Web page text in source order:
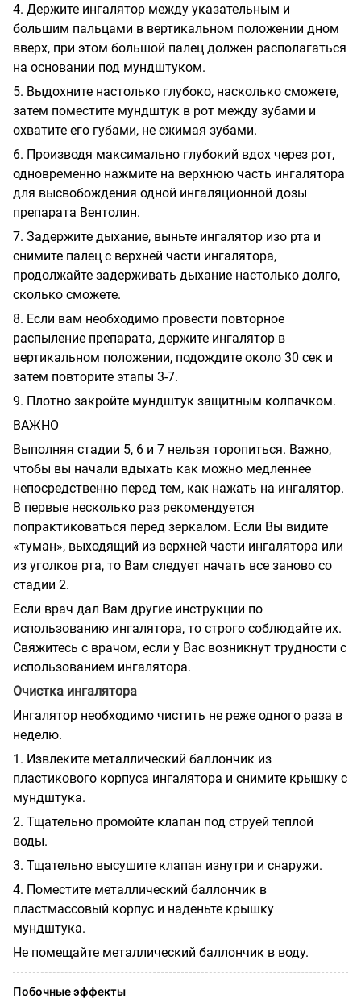
4. Держите ингалятор между указательным и
большим пальцами в вертикальном положении дном
вверх, при этом большой палец должен располагаться
на основании под мундштуком.
5. Выдохните настолько глубоко, насколько сможете,
затем поместите мундштук в рот между зубами и
охватите его губами, не сжимая зубами.
6. Производя максимально глубокий вдох через рот,
одновременно нажмите на верхнюю часть ингалятора
для высвобождения одной ингаляционной дозы
препарата Вентолин.
7. Задержите дыхание, выньте ингалятор изо рта и
снимите палец с верхней части ингалятора,
продолжайте задерживать дыхание настолько долго,
сколько сможете.
8. Если вам необходимо провести повторное
распыление препарата, держите ингалятор в
вертикальном положении, подождите около 30 сек и
затем повторите этапы 3-7.
9. Плотно закройте мундштук защитным колпачком.
ВАЖНО
Выполняя стадии 5, 6 и 7 нельзя торопиться. Важно,
чтобы вы начали вдыхать как можно медленнее
непосредственно перед тем, как нажать на ингалятор.
В первые несколько раз рекомендуется
попрактиковаться перед зеркалом. Если Вы видите
«туман», выходящий из верхней части ингалятора или
из уголков рта, то Вам следует начать все заново со
стадии 2.
Если врач дал Вам другие инструкции по
использованию ингалятора, то строго соблюдайте их.
Свяжитесь с врачом, если у Вас возникнут трудности с
использованием ингалятора.
Очистка ингалятора
Ингалятор необходимо чистить не реже одного раза в
неделю.
1. Извлеките металлический баллончик из
пластикового корпуса ингалятора и снимите крышку с
мундштука.
2. Тщательно промойте клапан под струей теплой
воды.
3. Тщательно высушите клапан изнутри и снаружи.
4. Поместите металлический баллончик в
пластмассовый корпус и наденьте крышку
мундштука.
Не помещайте металлический баллончик в воду.
Побочные эффекты